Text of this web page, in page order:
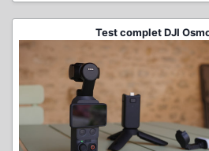
Test complet DJI